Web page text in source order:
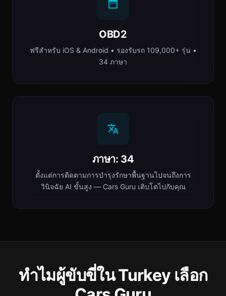
OBD2
ฟรีสำหรับ iOS & Android • รองรับรถ 109,000+ รุ่น •
34 ภาษา
ภาษา: 34
ตั้งแต่การติดตามการบำรุงรักษาพื้นฐานไปจนถึงการ
วินิจฉัย AI ขั้นสูง — Cars Guru เติบโตไปกับคุณ
ทำไมผู้ขับขี่ใน Turkey เลือก